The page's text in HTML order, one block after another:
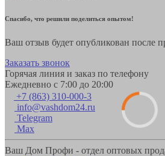
Спасибо, что решили поделиться опытом!
Ваш отзыв будет опубликован после
Заказать звонок
Горячая линия и заказ по телефону
Ежедневно с 7:00 до 20:00
+7 (863) 310-000-3
info@vashdom24.ru
Telegram
Max
Ваш Дом Профи - отдел оптовых